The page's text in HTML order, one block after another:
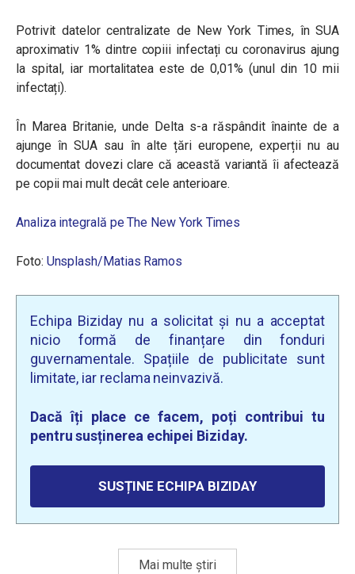
Potrivit datelor centralizate de New York Times, în SUA
aproximativ 1% dintre copiii infectați cu coronavirus ajung
la spital, iar mortalitatea este de 0,01% (unul din 10 mii
infectați).
În Marea Britanie, unde Delta s-a răspândit înainte de a
ajunge în SUA sau în alte țări europene, experții nu au
documentat dovezi clare că această variantă îi afectează
pe copii mai mult decât cele anterioare.
Analiza integrală pe The New York Times
Foto: Unsplash/Matias Ramos
Echipa Biziday nu a solicitat și nu a acceptat
nicio formă de finanțare din fonduri
guvernamentale. Spațiile de publicitate sunt
limitate, iar reclama neinvazivă.
Dacă îți place ce facem, poți contribui tu
pentru susținerea echipei Biziday.
SUSȚINE ECHIPA BIZIDAY
Mai multe știri